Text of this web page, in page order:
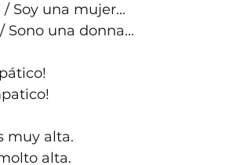
Soy una mujer...
Sono una donna...
muy alta.
alta.